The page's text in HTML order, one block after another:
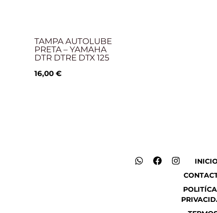
TAMPA AUTOLUBE
PRETA – YAMAHA
DTR DTRE DTX 125
16,00 €
W
F
I